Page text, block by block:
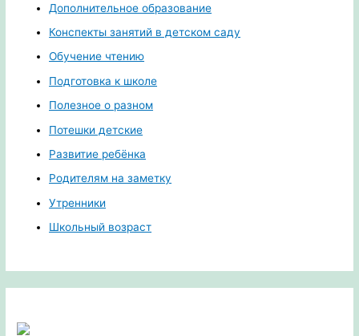
Дополнительное образование
Конспекты занятий в детском саду
Обучение чтению
Подготовка к школе
Полезное о разном
Потешки детские
Развитие ребёнка
Родителям на заметку
Утренники
Школьный возраст